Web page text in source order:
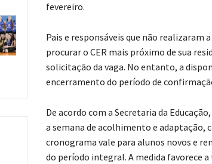
fevereiro.
Pais e responsáveis que não realizaram
procurar o CER mais próximo de sua
solicitação da vaga. No entanto, a
encerramento do período de
De acordo com a Secretaria da
a semana de acolhimento e adaptação,
cronograma vale para alunos novos e
do período integral. A medida favorece